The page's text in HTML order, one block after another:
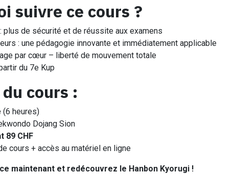
suivre ce cours ?
plus de sécurité et de réussite aux examens
: une pédagogie innovante et immédiatement applicable
par cœur – liberté de mouvement totale
du 7e Kup
cours :
(6 heures)
Dojang Sion
89 CHF
cours + accès au matériel en ligne
maintenant et redécouvrez le Hanbon Kyorugi !